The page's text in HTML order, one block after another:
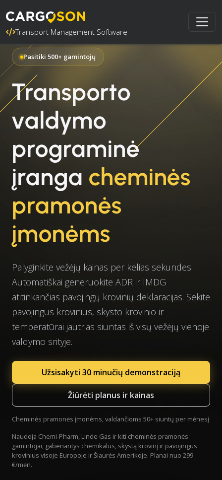
Transport Management Software
Pasitiki 500+ gamintojų
Transporto
valdymo
programinė
įranga cheminės
pramonės
įmonėms
Palyginkite vežėjų kainas per kelias sekundes.
Automatiškai generuokite ADR ir IMDG
atitinkančias pavojingų krovinių deklaracijas. Sekite
pavojingus krovinius, skysto krovinio ir
temperatūrai jautrias siuntas iš visų vežėjų vienoje
valdymo srityje.
Užsisakyti 30 minučių demonstraciją
Žiūrėti planus ir kainas
Cheminės pramonės įmonėms, valdančioms 50+ siuntų per mėnesį
Naudoja Chemi-Pharm, Linde Gas ir kiti cheminės pramonės
gamintojai, gabenantys chemikalus, skystą krovinį ir pavojingus
krovinius visoje Europoje ir Šiaurės Amerikoje. Planai nuo 299
€/mėn.